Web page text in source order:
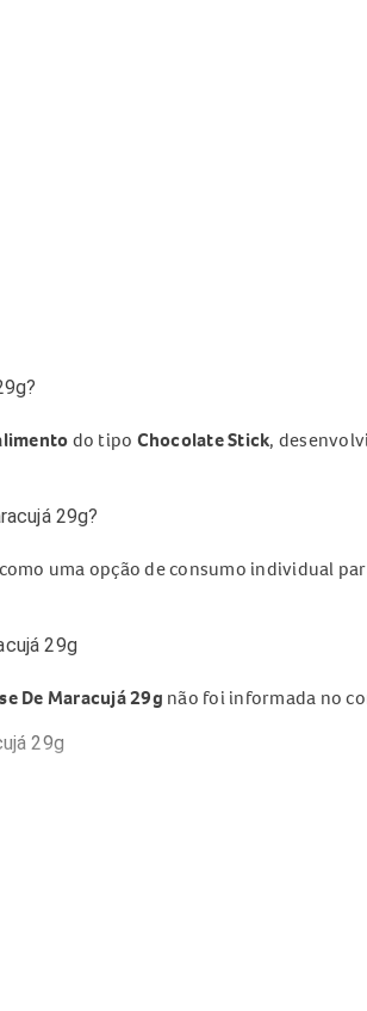
do tipo Chocolate Stick,
29g?
uma opção de consumo individual
29g
De Maracujá 29g não foi informada no
29g
dia;